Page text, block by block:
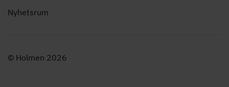
Nyhetsrum
© Holmen 2026